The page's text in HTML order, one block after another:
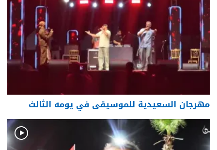
مهرجان السعيدية للموسيقى في يومه الثالث